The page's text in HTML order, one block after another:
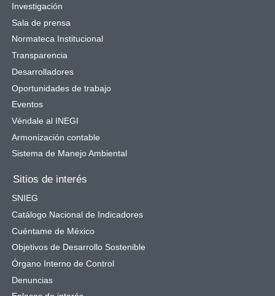
Investigación
Sala de prensa
Normateca Institucional
Transparencia
Desarrolladores
Oportunidades de trabajo
Eventos
Véndale al INEGI
Armonización contable
Sistema de Manejo Ambiental
Sitios de interés
SNIEG
Catálogo Nacional de Indicadores
Cuéntame de México
Objetivos de Desarrollo Sostenible
Órgano Interno de Control
Denuncias